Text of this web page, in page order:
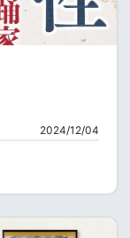
2024/12/04